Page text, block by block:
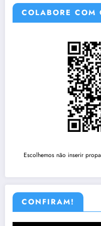
COLABORE COM
Escolhemos não inserir
CONFIRAM!